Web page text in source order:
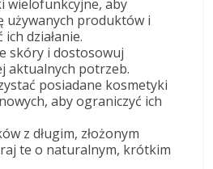
wielofunkcyjne, aby
używanych produktów i
działanie.
skóry i dostosowuj
aktualnych potrzeb.
posiadane kosmetyki
aby ograniczyć ich
z długim, złożonym
te o naturalnym, krótkim